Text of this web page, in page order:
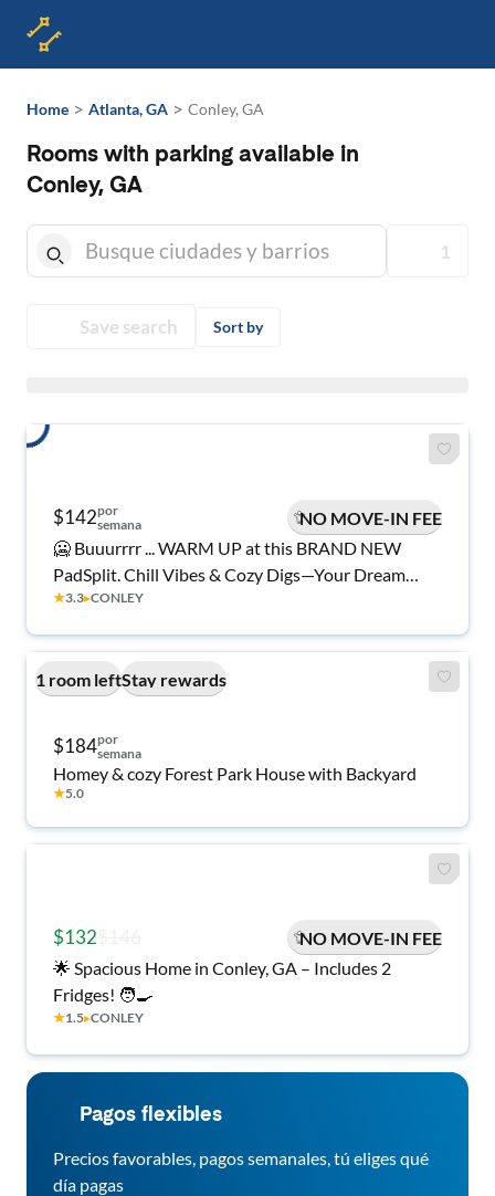
Home > Atlanta, GA > Conley, GA
Rooms with parking available in
Conley, GA
1
Save search Sort by
$142por
semana
NO MOVE-IN FEE
🥶 Buuurrrr ... WARM UP at this BRAND NEW
PadSplit. Chill Vibes & Cozy Digs—Your Dream
Room Awaits! #RoomGOALS 5 minute walk to
★3.3▸CONLEY
1 room leftStay rewards
$184por
semana
Homey & cozy Forest Park House with Backyard
★5.0
$132
NO MOVE-IN FEE
🌟 Spacious Home in Conley, GA – Includes 2
Fridges! 🧑‍🍳
★1.5▸CONLEY
Pagos flexibles
Precios favorables, pagos semanales, tú eliges qué
día pagas